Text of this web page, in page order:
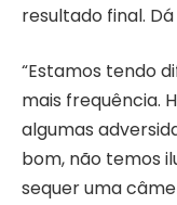
resultado final.
“Estamos tendo
mais frequência.
algumas
bom, não temos
sequer uma